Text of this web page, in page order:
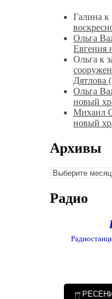
Галина к
Ольга
Евгения
Ольга к
Дятлова
Ольга
новый
Михаил
новый
Архивы
Архивы
Радио